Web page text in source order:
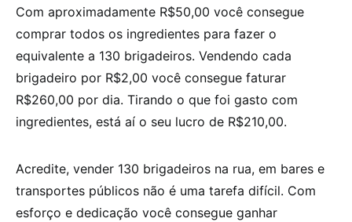
Com aproximadamente R$50,00 você consegue
comprar todos os ingredientes para fazer o
equivalente a 130 brigadeiros. Vendendo cada
brigadeiro por R$2,00 você consegue faturar
R$260,00 por dia. Tirando o que foi gasto com
ingredientes, está aí o seu lucro de R$210,00.
Acredite, vender 130 brigadeiros na rua, em bares e
transportes públicos não é uma tarefa difícil. Com
esforço e dedicação você consegue ganhar